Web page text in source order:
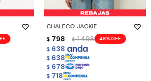
CHALECO JACKIE
$ 798 $ 1.498 46
$ 638
$ 638
$ 678
$ 718